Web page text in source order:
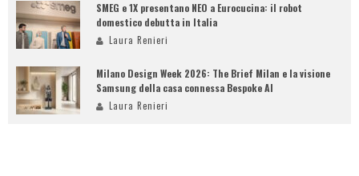
SMEG e 1X presentano NEO a Eurocucina: il robot
domestico debutta in Italia
Laura Renieri
Milano Design Week 2026: The Brief Milan e la visione
Samsung della casa connessa Bespoke AI
Laura Renieri